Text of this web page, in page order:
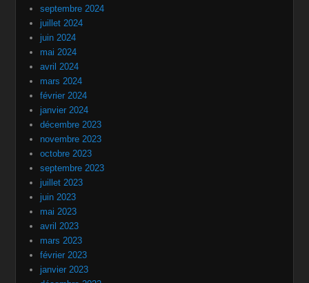
septembre 2024
juillet 2024
juin 2024
mai 2024
avril 2024
mars 2024
février 2024
janvier 2024
décembre 2023
novembre 2023
octobre 2023
septembre 2023
juillet 2023
juin 2023
mai 2023
avril 2023
mars 2023
février 2023
janvier 2023